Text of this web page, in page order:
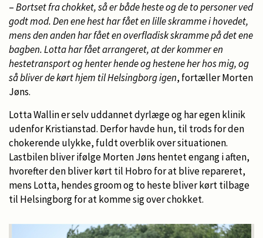
–Bortset fra chokket, så er både heste og de to personer ved
godt mod. Den ene hest har fået en lille skramme i hovedet,
mens den anden har fået en overfladisk skramme på det ene
bagben. Lotta har fået arrangeret, at der kommer en
hestetransport og henter hende og hestene her hos mig, og
så bliver de kørt hjem til Helsingborg igen, fortæller Morten
Jøns.
Lotta Wallin er selv uddannet dyrlæge og har egen klinik
udenfor Kristianstad. Derfor havde hun, til trods for den
chokerende ulykke, fuldt overblik over situationen.
Lastbilen bliver ifølge Morten Jøns hentet engang i aften,
hvorefter den bliver kørt til Hobro for at blive repareret,
mens Lotta, hendes groom og to heste bliver kørt tilbage
til Helsingborg for at komme sig over chokket.